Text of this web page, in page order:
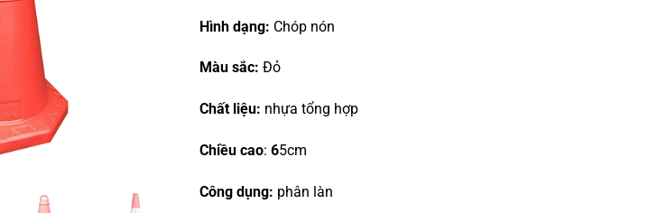
Hình dạng: Chóp nón
Màu sắc:Đỏ
Chất liệu: nhựa tổng hợp
Chiều cao: 65cm
Công dụng: phân làn